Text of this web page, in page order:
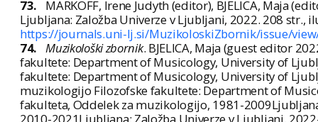
73.
MARKOFF, Irene Judyth (editor), BJELICA, Maja
Ljubljana: Založba Univerze v Ljubljani, 2022. 208 str.,
https://journals.uni-lj.si/MuzikoloskiZbornik/issue/
74. Muzikološki zbornik. BJELICA, Maja (guest editor
fakultete: Department of Musicology, University of
fakultete: Department of Musicology, University of
muzikologijo Filozofske fakultete: Department of
fakulteta, Oddelek za muzikologijo, 1981-
2010-2021Ljubljana: Založba Univerze v Ljubljani,